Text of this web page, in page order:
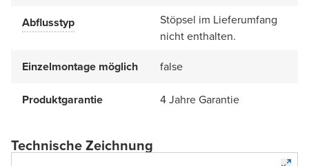
Abflusstyp
Stöpsel im Lieferumfang
nicht enthalten.
Einzelmontage möglich
false
Produktgarantie 4 Jahre Garantie
Technische Zeichnung